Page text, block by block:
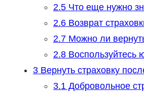
2.5Что еще нужно
2.6Возврат
2.7Можно ли
2.8Воспользуйтесь
3Вернуть страховку
3.1Добровольное